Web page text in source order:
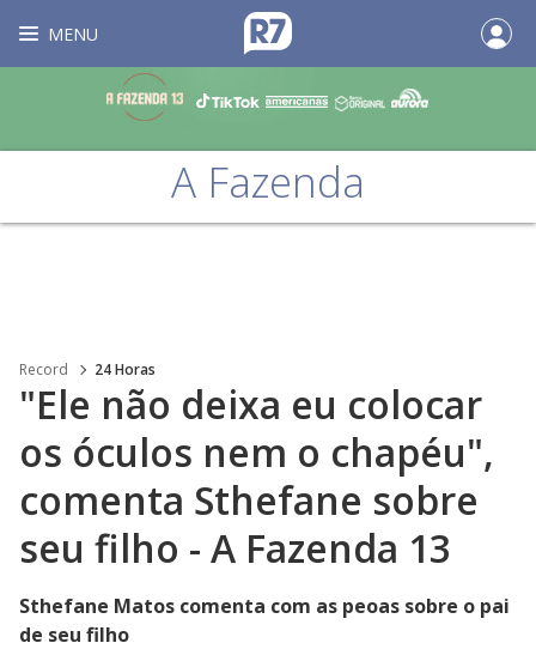
MENU
A Fazenda
Record 24 Horas
"Ele não deixa eu colocar
os óculos nem o chapéu",
comenta Sthefane sobre
seu filho - A Fazenda 13
Sthefane Matos comenta com as peoas sobre o pai
de seu filho